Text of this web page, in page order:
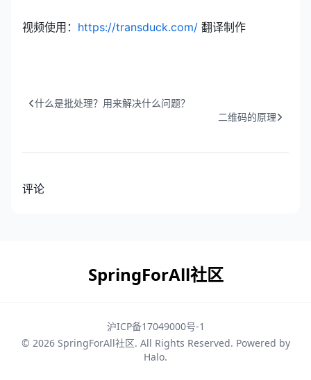
视频使用： https://transduck.com/ 翻译制作
什么是批处理？用来解决什么问题？
二维码的原理
评论
SpringForAll社区
沪ICP备17049000号-1
© 2026 SpringForAll社区. All Rights Reserved. Powered by
Halo.